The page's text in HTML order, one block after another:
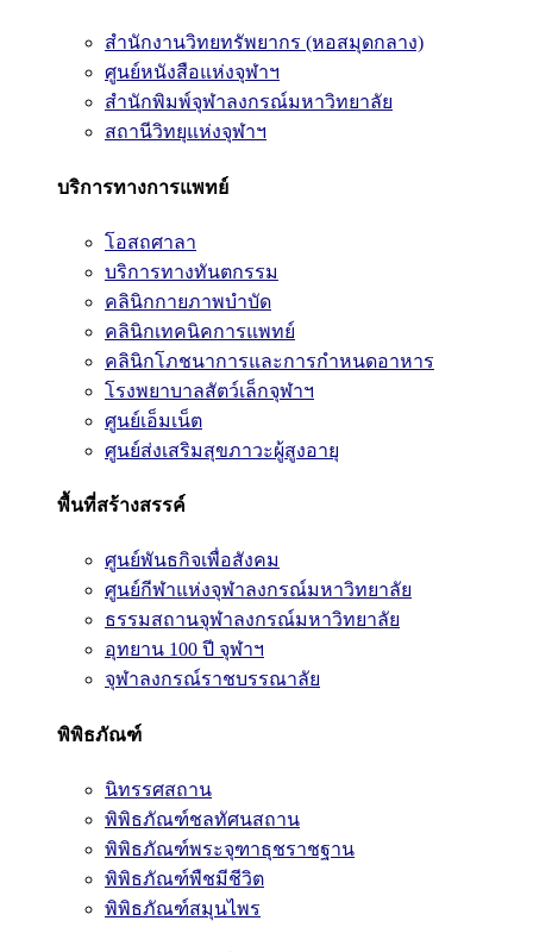
สำนักงานวิทยทรัพยากร (หอสมุดกลาง)
ศูนย์หนังสือแห่งจุฬาฯ
สำนักพิมพ์จุฬาลงกรณ์มหาวิทยาลัย
สถานีวิทยุแห่งจุฬาฯ
บริการทางการแพทย์
โอสถศาลา
บริการทางทันตกรรม
คลินิกกายภาพบำบัด
คลินิกเทคนิคการแพทย์
คลินิกโภชนาการและการกำหนดอาหาร
โรงพยาบาลสัตว์เล็กจุฬาฯ
ศูนย์เอ็มเน็ต
ศูนย์ส่งเสริมสุขภาวะผู้สูงอายุ
พื้นที่สร้างสรรค์
ศูนย์พันธกิจเพื่อสังคม
ศูนย์กีฬาแห่งจุฬาลงกรณ์มหาวิทยาลัย
ธรรมสถานจุฬาลงกรณ์มหาวิทยาลัย
อุทยาน 100 ปี จุฬาฯ
จุฬาลงกรณ์ราชบรรณาลัย
พิพิธภัณฑ์
นิทรรศสถาน
พิพิธภัณฑ์ชลทัศนสถาน
พิพิธภัณฑ์พระจุฑาธุชราชฐาน
พิพิธภัณฑ์พืชมีชีวิต
พิพิธภัณฑ์สมุนไพร